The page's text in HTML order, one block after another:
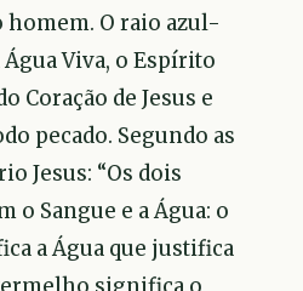
homem. O raio azul-
Viva, o Espírito
Coração de Jesus e
pecado. Segundo as
Jesus: “Os dois
o Sangue e a Água: o
a Água que justifica